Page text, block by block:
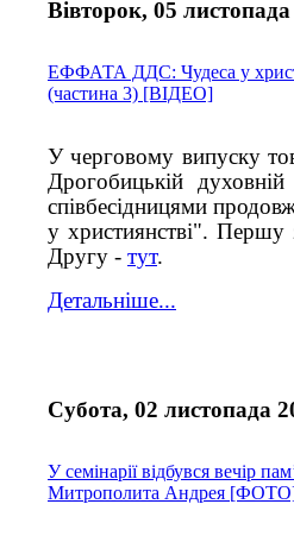
Вівторок, 05
ЕФФАТА ДДС: Чудеса у
(частина 3) [ВІДЕО]
У черговому випуску
Дрогобицькій
співбесідницями
у християнстві".
Другу - тут.
Детальніше...
Субота, 02 листопада
У семінарії відбувся вечір
Митрополита Андрея